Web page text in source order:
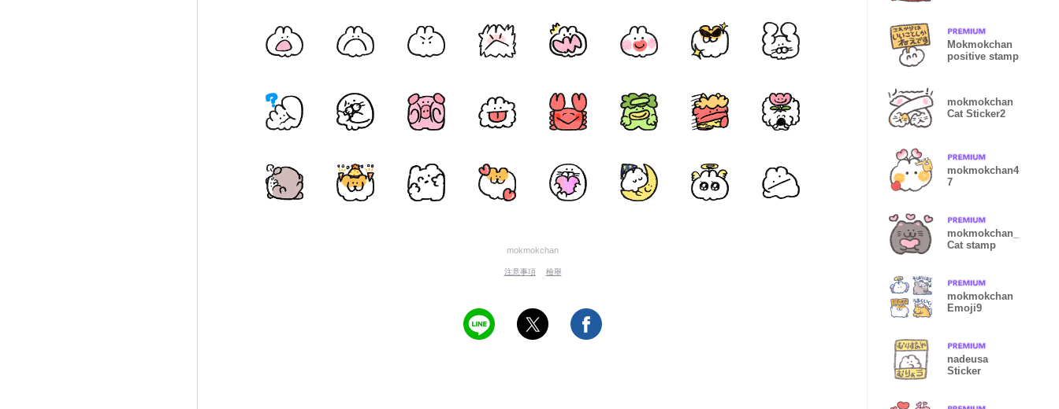
mokmokchan
注意事項 檢舉
Mokmokchan
positive stamp
mokmokchan
Cat Sticker2
mokmokchan4
7
mokmokchan_
Cat stamp
mokmokchan
Emoji9
nadeusa
Sticker